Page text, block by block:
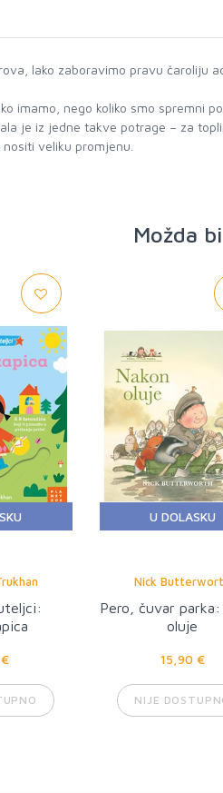
lako zaboravimo pravu čaroliju
imamo, nego koliko smo
je iz jedne takve potrage – za
veliku promjenu.
Možda
U DOLASKU
Nick
Pero, čuvar parka:
oluje
15,90 €
NIJE